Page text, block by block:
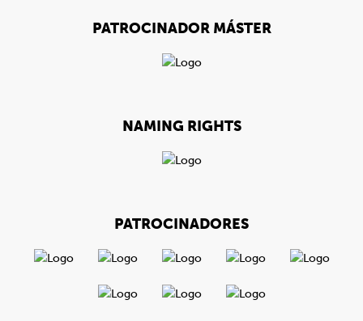
PATROCINADOR MÁSTER
NAMING RIGHTS
PATROCINADORES